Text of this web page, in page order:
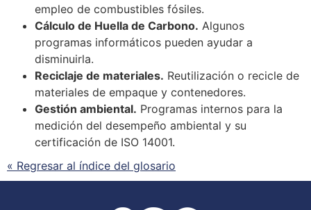
empleo de combustibles fósiles.
Cálculo de Huella de Carbono. Algunos
programas informáticos pueden ayudar a
disminuirla.
Reciclaje de materiales. Reutilización o recicle de
materiales de empaque y contenedores.
Gestión ambiental. Programas internos para la
medición del desempeño ambiental y su
certificación de ISO 14001.
« Regresar al índice del glosario